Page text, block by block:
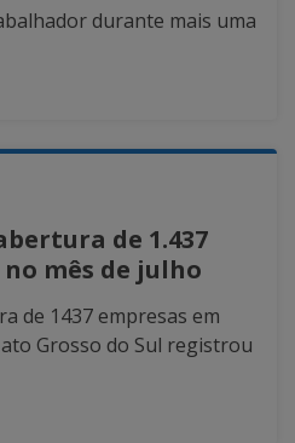
durante mais uma
de 1.437
no mês de julho
de 1437 empresas em
Grosso do Sul registrou